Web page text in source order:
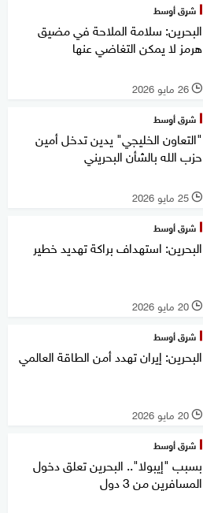
شرق أوسط
البحرين: سلامة الملاحة في مضيق
هرمز لا يمكن التغاضي عنها
l 26 مايو 2026
شرق أوسط
"التعاون الخليجي" يدين تدخل أمين
حزب الله بالشأن البحريني
l 25 مايو 2026
شرق أوسط
البحرين: استهداف براكة تهديد خطير
l 20 مايو 2026
شرق أوسط
البحرين: إيران تهدد أمن الطاقة العالمي
l 20 مايو 2026
شرق أوسط
بسبب "إيبولا".. البحرين تعلق دخول
المسافرين من 3 دول